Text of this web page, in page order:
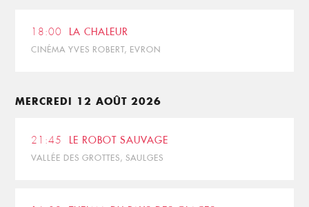
18:00 LA CHALEUR
CINÉMA YVES ROBERT, EVRON
MERCREDI 12 AOÛT 2026
21:45 LE ROBOT SAUVAGE
VALLÉE DES GROTTES, SAULGES